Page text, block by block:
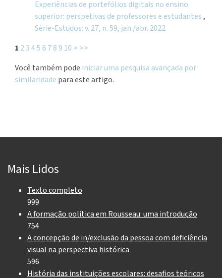
Experiências de portefólios digitais no ensino
superior: perspetivas de professores e estudantes ,
Série-Estudos: v. 27, n. 59, jan./abr. 2022
1 2345 6 78 9 10 > >>
Você também pode iniciar uma pesquisa avançada por
similaridade para este artigo.
Mais Lidos
Texto completo
999
A formação política em Rousseau: uma introdução
754
A concepção de in/exclusão da pessoa com deficiência
visual na perspectiva histórica
596
História das instituições escolares: desafios teóricos